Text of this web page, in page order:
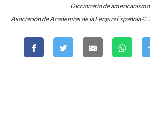
Diccionario de
Asociación de Academias de la Lengua Española